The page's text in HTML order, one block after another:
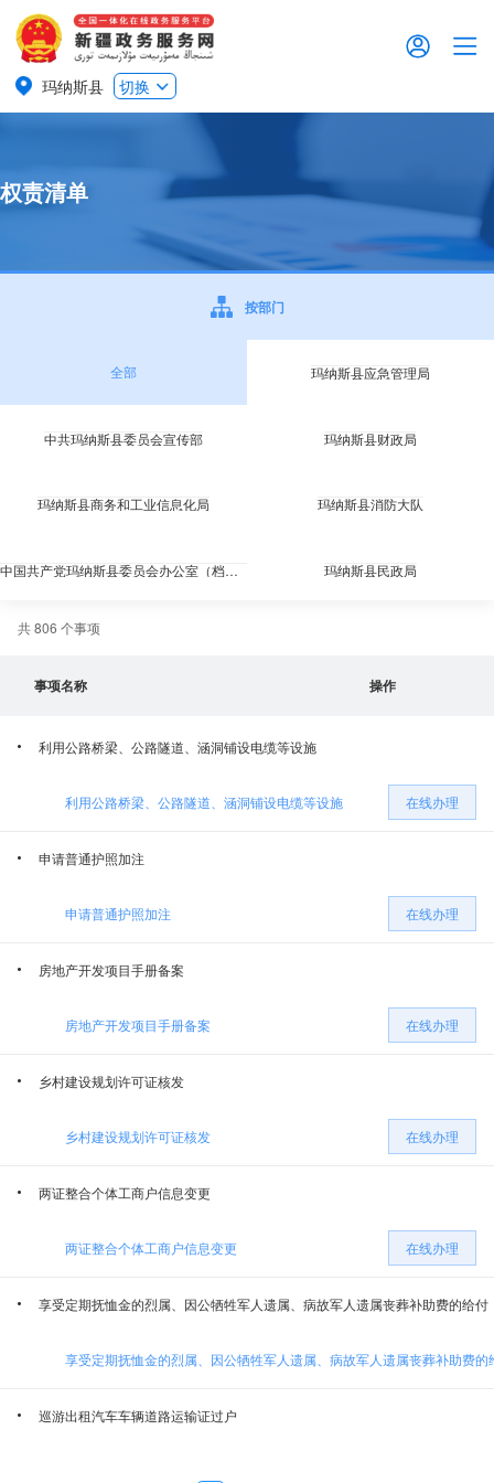
玛纳斯县 切换
权责清单
按部门
全部 玛纳斯县应急管理局
中共玛纳斯县委员会宣传部 玛纳斯县财政局
玛纳斯县商务和工业信息化局 玛纳斯县消防大队
中国共产党玛纳斯县委员会办公室（档案局） 玛纳斯县民政局
玛纳斯县烟草专卖局
玛纳斯县残疾人联合会
玛纳斯县市场监督管理局
玛纳斯县自然资源局 玛纳斯县住房和城乡建设局
共 806 个事项
事项名称 操作
利用公路桥梁、公路隧道、涵洞铺设电缆等设施
利用公路桥梁、公路隧道、涵洞铺设电缆等设施 在线办理
申请普通护照加注
申请普通护照加注 在线办理
房地产开发项目手册备案
房地产开发项目手册备案 在线办理
乡村建设规划许可证核发
乡村建设规划许可证核发 在线办理
两证整合个体工商户信息变更
两证整合个体工商户信息变更 在线办理
享受定期抚恤金的烈属、因公牺牲军人遗属、病故军人遗属丧葬补助费的给付
享受定期抚恤金的烈属、因公牺牲军人遗属、病故军人遗属丧葬补助费的
巡游出租汽车车辆道路运输证过户